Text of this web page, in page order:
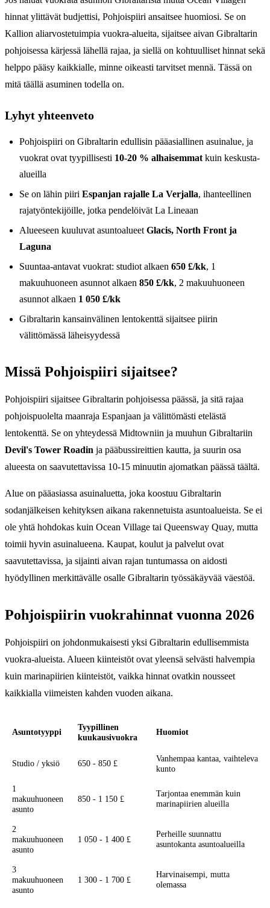
hinnat ylittävät budjettisi, Pohjoispiiri ansaitsee huomiosi. Se on
Kallion aliarvostetuimpia vuokra-alueita, sijaitsee aivan Gibraltarin
pohjoisessa kärjessä lähellä rajaa, ja siellä on kohtuulliset hinnat sekä
helppo pääsy kaikkialle, minne oikeasti tarvitset mennä. Tässä on
mitä täällä asuminen todella on.
Lyhyt yhteenveto
Pohjoispiiri on Gibraltarin edullisin pääasiallinen asuinalue, ja
vuokrat ovat tyypillisesti 10-20 % alhaisemmat kuin keskusta-
alueilla
Se on lähin piiri Espanjan rajalle La Verjalla, ihanteellinen
rajatyöntekijöille, jotka pendelöivät La Lineaan
Alueeseen kuuluvat asuntoalueet Glacis, North Front ja
Laguna
Suuntaa-antavat vuokrat: studiot alkaen 650 £/kk, 1
makuuhuoneen asunnot alkaen 850 £/kk, 2 makuuhuoneen
asunnot alkaen 1 050 £/kk
Gibraltarin kansainvälinen lentokenttä sijaitsee piirin
välittömässä läheisyydessä
Missä Pohjoispiiri sijaitsee?
Pohjoispiiri sijaitsee Gibraltarin pohjoisessa päässä, ja sitä rajaa
pohjoispuolelta maanraja Espanjaan ja välittömästi etelästä
lentokenttä. Se on yhteydessä Midtowniin ja muuhun Gibraltariin
Devil's Tower Roadin ja pääbussireittien kautta, ja suurin osa
alueesta on saavutettavissa 10-15 minuutin ajomatkan päässä täältä.
Alue on pääasiassa asuinaluetta, joka koostuu Gibraltarin
sodanjälkeisen kehityksen aikana rakennetuista asuntoalueista. Se ei
ole yhtä hohdokas kuin Ocean Village tai Queensway Quay, mutta
toimii hyvin asuinalueena. Kaupat, koulut ja palvelut ovat
saavutettavissa, ja sijainti aivan rajan tuntumassa on aidosti
hyödyllinen merkittävälle osalle Gibraltarin työssäkäyvää väestöä.
Pohjoispiirin vuokrahinnat vuonna 2026
Pohjoispiiri on johdonmukaisesti yksi Gibraltarin edullisemmista
vuokra-alueista. Alueen kiinteistöt ovat yleensä selvästi halvempia
kuin marinapiirien kiinteistöt, vaikka hinnat ovatkin nousseet
kaikkialla viimeisten kahden vuoden aikana.
Asuntotyyppi
Tyypillinen
kuukausivuokra
Huomiot
Studio / yksiö 650 - 850 £
Vanhempaa kantaa, vaihteleva
kunto
1
makuuhuoneen
asunto
850 - 1 150 £
Tarjontaa enemmän kuin
marinapiirien alueilla
2
makuuhuoneen
asunto
1 050 - 1 400 £
Perheille suunnattu
asuntokanta asuntoalueilla
3
makuuhuoneen
asunto
1 300 - 1 700 £
Harvinaisempi, mutta
olemassa